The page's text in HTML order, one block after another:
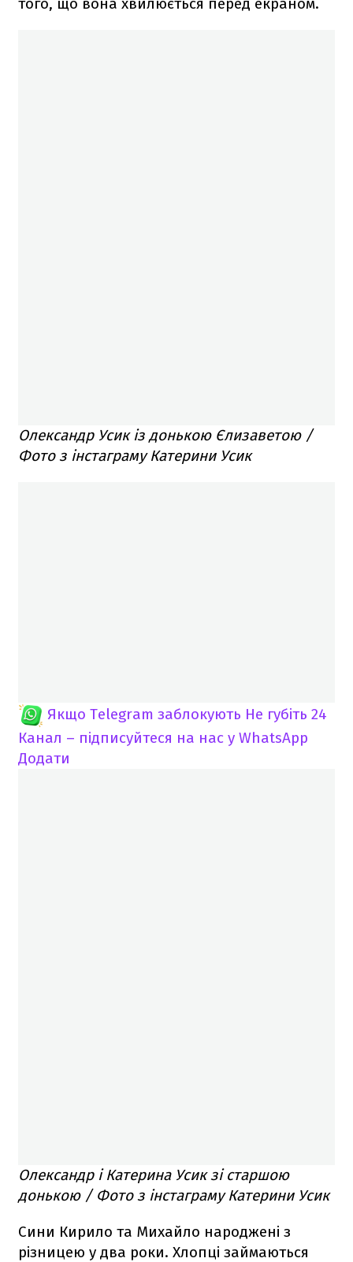
Олександр Усик із донькою Єлизаветою /
Фото з інстаграму Катерини Усик
Якщо Telegram заблокують Не губіть 24
Канал – підписуйтеся на нас у WhatsApp
Додати
Олександр і Катерина Усик зі старшою
донькою / Фото з інстаграму Катерини Усик
Сини Кирило та Михайло народжені з
різницею у два роки. Хлопці займаються